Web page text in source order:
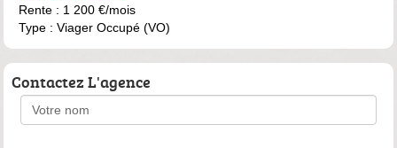
Rente : 1 200 €/mois
Type : Viager Occupé (VO)
Contactez L'agence